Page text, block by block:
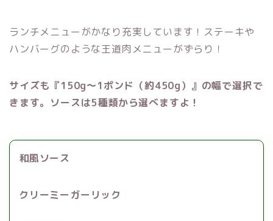
ランチメニューがかなり充実しています！ステーキや
ハンバーグのような王道肉メニューがずらり！
サイズも『150g〜1ポンド（約450g）』の幅で選択で
きます。 ソースは5種類から選べますよ！
和風ソース
クリーミーガーリック